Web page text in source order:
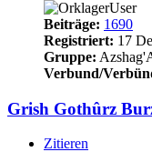
Beiträge: 1690
Registriert: 17
Gruppe:
Verbund/
Grish Gothûrz
Zitieren